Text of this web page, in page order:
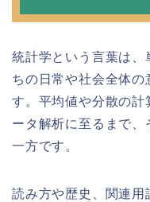
統計学という言葉は、
ちの日常や社会全体の
す。平均値や分散の
ータ解析に至るまで、
一方です。
読み方や歴史、関連